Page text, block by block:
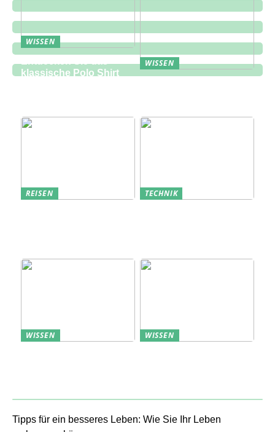
WISSEN
klassische Polo Shirt
WISSEN
REISEN
TECHNIK
WISSEN
WISSEN
Tipps für ein besseres Leben: Wie Sie Ihr Leben